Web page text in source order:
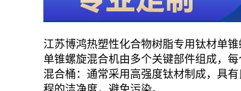
江苏博鸿热塑性化合物树脂专用钛材单
单锥螺旋混合机由多个关键部件组成，
混合桶：通常采用高强度钛材制成，具